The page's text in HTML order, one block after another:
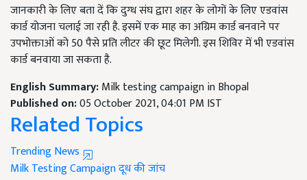
जानकारी के लिए बता दें कि दुग्ध संघ द्वारा शहर के लोगों के लिए एडवांस
कार्ड योजना चलाई जा रही है. इसमें एक माह का अग्रिम कार्ड बनवाने पर
उपभोक्ताओं को 50 पैसे प्रति लीटर की छूट मिलेगी. इस शिविर में भी एडवांस
कार्ड बनवाया जा सकता है.
English Summary:Milk testing campaign in Bhopal
Published on:05 October 2021, 04:01 PM IST
Related Topics
Trending News
Milk Testing Campaignदूध की जांच